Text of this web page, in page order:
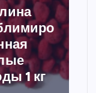
1 кг